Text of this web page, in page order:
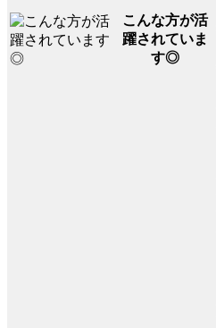
こんな方が活
躍されていま
す◎